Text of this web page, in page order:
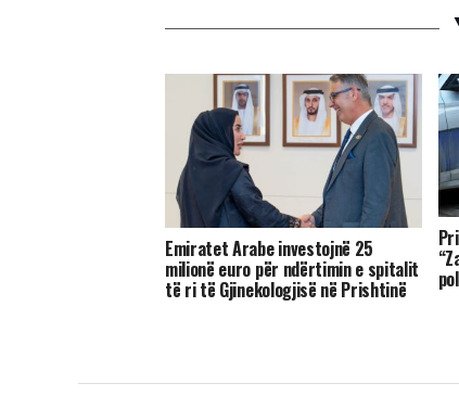
Emiratet Arabe investojnë 25
milionë euro për ndërtimin e spitalit
të ri të Gjinekologjisë në Prishtinë